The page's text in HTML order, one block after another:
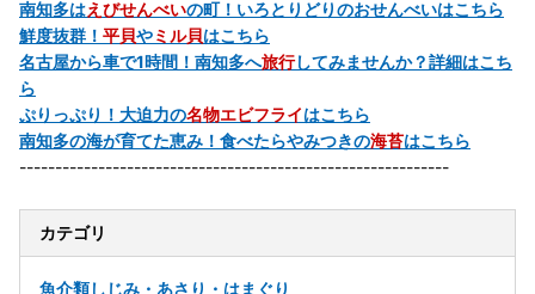
南知多はえびせんべいの町！いろとりどりのおせんべいはこちら
鮮度抜群！ 平貝やミル貝はこちら
名古屋から車で1時間！南知多へ旅行してみませんか？詳細はこち
ら
ぷりっぷり！大迫力の名物エビフライはこちら
南知多の海が育てた恵み！食べたらやみつきの海苔はこちら
------------------------------------------------------------
カテゴリ
魚介類しじみ・あさり・はまぐり